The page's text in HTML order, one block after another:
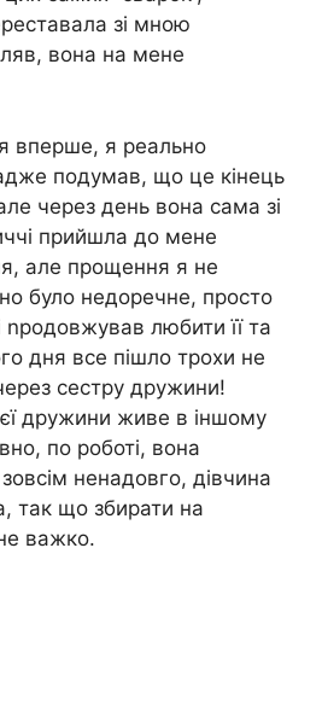
зі мною
вона на мене
вперше, я реально
подумав, що це кінець
через день вона сама зі
прийшла до мене
але прощення я не
було недоречне, просто
nродовжував любити її та
дня все пішло трохи не
сестру дружини!
дружини живе в іншому
по роботі, вона
ненадовго, дівчина
так що збирати на
важко.